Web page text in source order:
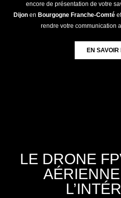
encore de présentation de votre
Dijonen Bourgogne Franche-Comtéet
rendre votre communication
EN SAVOIR
LE DRONE